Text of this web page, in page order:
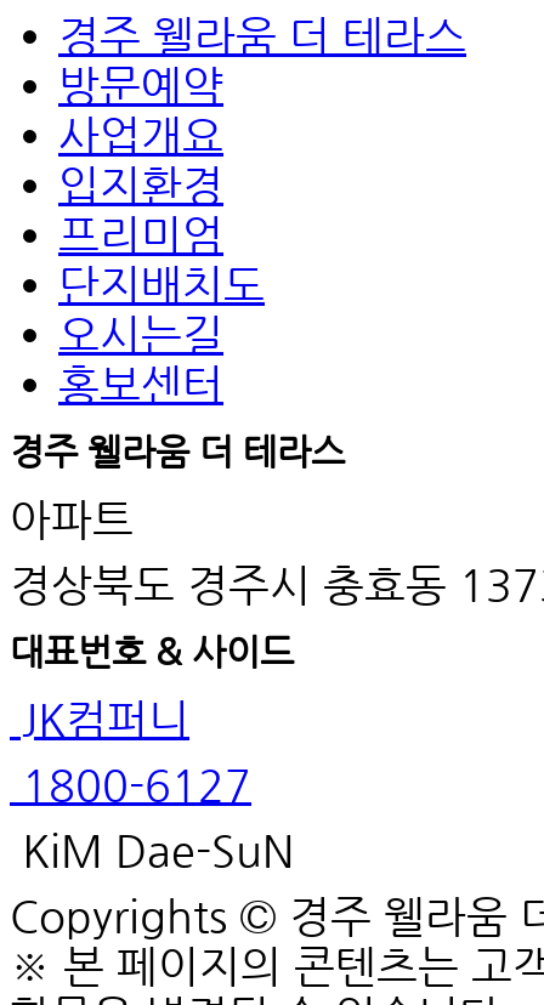
경주 웰라움 더 테라스
방문예약
사업개요
입지환경
프리미엄
단지배치도
오시는길
홍보센터
경주 웰라움 더 테라스
아파트
경상북도 경주시 충효동
대표번호 & 사이드
JK컴퍼니
1800-6127
KiM Dae-SuN
Copyrights © 경주 웰라움
※ 본 페이지의 콘텐츠는 고